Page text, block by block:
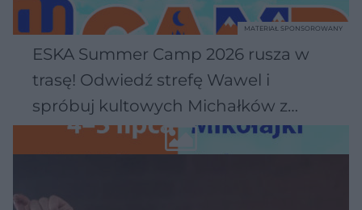
ESKA Summer Camp 2026 rusza w
trasę! Odwiedź strefę Wawel i
spróbuj kultowych Michałków z
Wawelu
MATERIAŁ SPONSOROWANY